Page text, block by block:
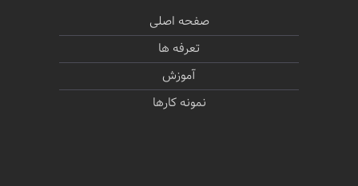
صفحه اصلی
تعرفه ها
آموزش
نمونه کارها